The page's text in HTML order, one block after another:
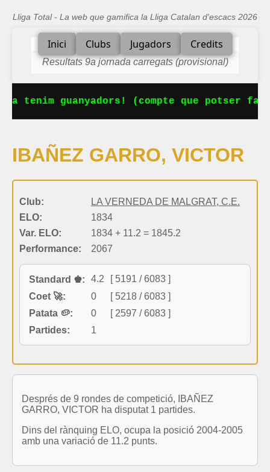
Lliga Total - La web que gamifica la Lliga Catalan d'escacs 2026
Inici Clubs Jugadors Credits
Resultats 9a jornada carregats (provisional)
tenim guanyadors! (compte que potser
IBAÑEZ GARRO, VICTOR
Club:
LA VERNEDA DE MALGRAT, C.E.
ELO:
1834
Var. ELO:
1834 + 11.2 = 1845.2
Performance:
2067
Standard ♚: 4.2
[ 5191 / 6083 ]
Coet 🚀:
0
[ 5218 / 6083 ]
Patata 🥔:
0
[ 2597 / 6083 ]
Partides:
1
Després de 9 rondes de competició, IBAÑEZ
GARRO, VICTOR ha disputat 1 partides.
Dins del rànquing ELO, ocupa la posició 2004-2005
amb una variació de 11.2 punts.